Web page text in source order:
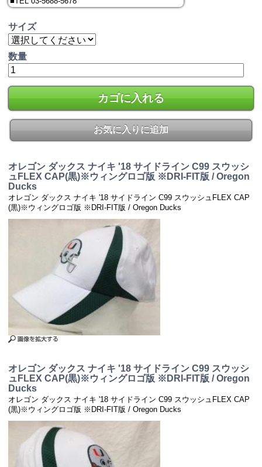
サイズ
数量
カゴに入れる
お気に入りに追加
オレゴン ダックス ナイキ '18 サイドライン C99 スウッシ
ュFLEX CAP(黒)※ウィングロゴ版 ※DRI-FIT版 / Oregon
Ducks
オレゴン ダックス ナイキ '18 サイドライン C99 スウッシュFLEX CAP
(黒)※ウィングロゴ版 ※DRI-FIT版 / Oregon Ducks
オレゴン ダックス ナイキ '18 サイドライン C99 スウッシ
ュFLEX CAP(黒)※ウィングロゴ版 ※DRI-FIT版 / Oregon
Ducks
オレゴン ダックス ナイキ '18 サイドライン C99 スウッシュFLEX CAP
(黒)※ウィングロゴ版 ※DRI-FIT版 / Oregon Ducks